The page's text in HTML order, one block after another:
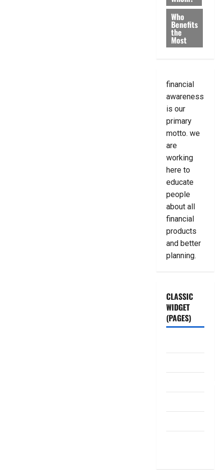
Who
Benefits
the
Most
financial
awareness
is our
primary
motto. we
are
working
here to
educate
people
about all
financial
products
and better
planning.
CLASSIC
WIDGET
(PAGES)